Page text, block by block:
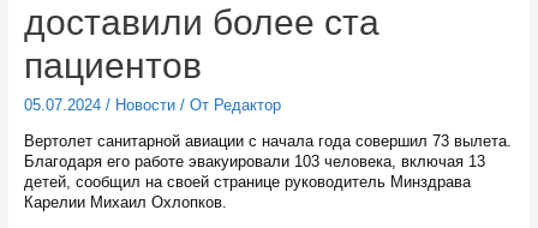
доставили более ста
пациентов
05.07.2024/ Новости/ От Редактор
Вертолет санитарной авиации с начала года совершил 73 вылета.
Благодаря его работе эвакуировали 103 человека, включая 13
детей, сообщил на своей странице руководитель Минздрава
Карелии Михаил Охлопков.